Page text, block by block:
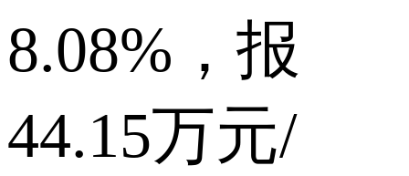
8.08%，报
44.15万元/